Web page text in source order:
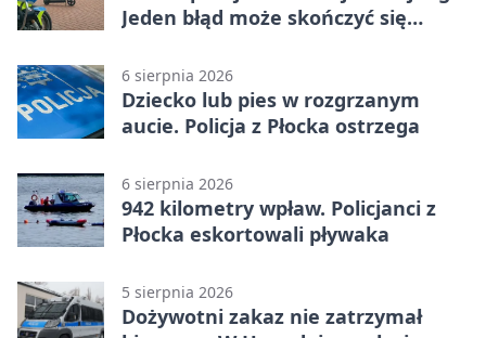
Jeden błąd może skończyć się
6 sierpnia 2026
Dziecko lub pies w rozgrzanym
aucie. Policja z Płocka ostrzega
6 sierpnia 2026
942 kilometry wpław. Policjanci z
Płocka eskortowali pływaka
5 sierpnia 2026
Dożywotni zakaz nie zatrzymał